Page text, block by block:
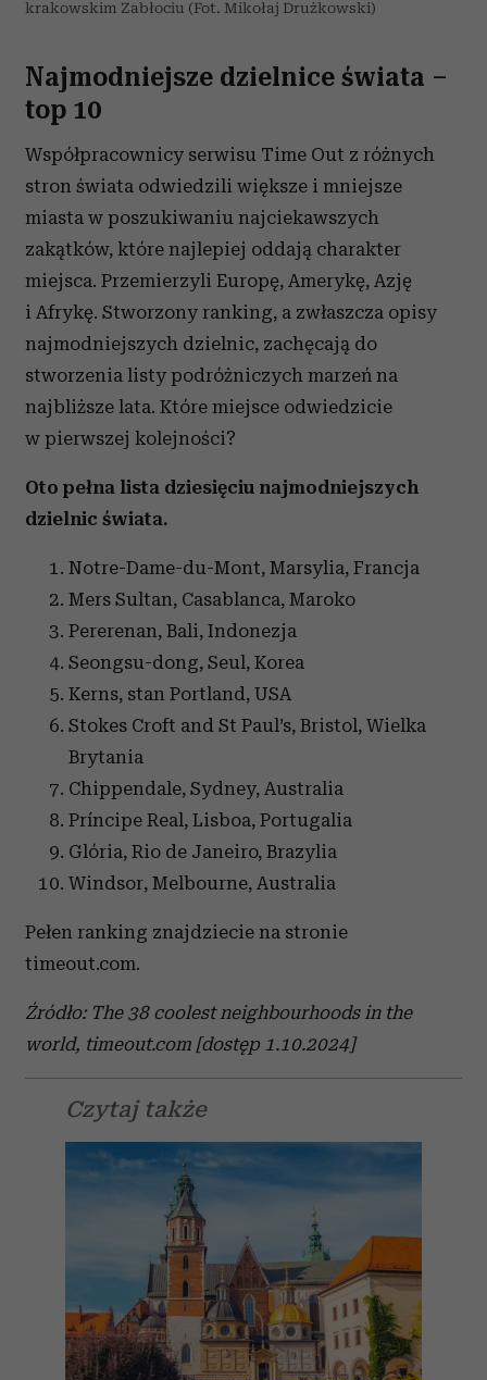
krakowskim Zabłociu (Fot. Mikołaj Drużkowski)
Najmodniejsze dzielnice świata –
top 10
Współpracownicy serwisu Time Out z różnych
stron świata odwiedzili większe i mniejsze
miasta w poszukiwaniu najciekawszych
zakątków, które najlepiej oddają charakter
miejsca. Przemierzyli Europę, Amerykę, Azję
i Afrykę. Stworzony ranking, a zwłaszcza opisy
najmodniejszych dzielnic, zachęcają do
stworzenia listy podróżniczych marzeń na
najbliższe lata. Które miejsce odwiedzicie
w pierwszej kolejności?
Oto pełna lista dziesięciu najmodniejszych
dzielnic świata.
Notre-Dame-du-Mont, Marsylia, Francja
Mers Sultan, Casablanca, Maroko
Pererenan, Bali, Indonezja
Seongsu-dong, Seul, Korea
Kerns, stan Portland, USA
Stokes Croft and St Paul’s, Bristol, Wielka
Brytania
Chippendale, Sydney, Australia
Príncipe Real, Lisboa, Portugalia
Glória, Rio de Janeiro, Brazylia
Windsor, Melbourne, Australia
Pełen ranking znajdziecie na stronie
timeout.com.
Źródło: The 38 coolest neighbourhoods in the
world, timeout.com [dostęp 1.10.2024]
Czytaj także